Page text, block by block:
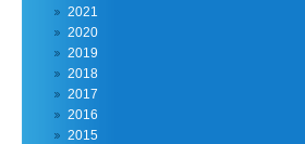
2021
2020
2019
2018
2017
2016
2015